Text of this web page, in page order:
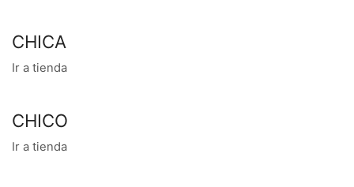
CHICA
Ir a tienda
CHICO
Ir a tienda